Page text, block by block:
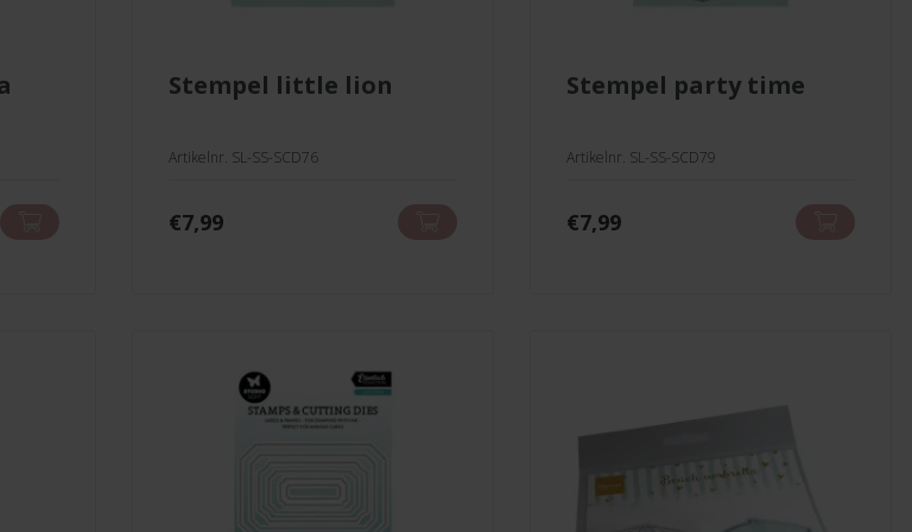
stempel little lion
Artikelnr. SL-SS-SCD76
€7,99
stempel party time
Artikelnr. SL-SS-SCD79
€7,99